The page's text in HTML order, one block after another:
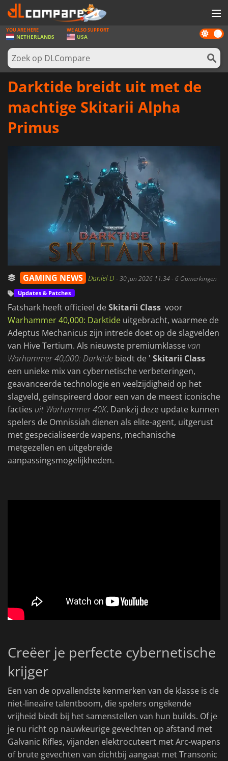
SPELLEN
GAME CARDS
SOFTWARE
Dark
mode
YOU ARE HERE
NETHERLANDS
WE ALSO SUPPORT
USA
Darktide breidt uit met de
machtige Skitarii Alpha
Primus
GAMING NEWS Daniel-D -30 jun 2026 11:34- 6 Opmerkingen
Updates & Patches
Fatshark heeft officieel deSkitarii Class voor
Warhammer 40,000: Darktide uitgebracht, waarmee de
Adeptus Mechanicus zijn intrede doet op de slagvelden
van Hive Tertium. Als nieuwste premiumklassevan
Warhammer 40,000: Darktide biedt de ' Skitarii Class
een unieke mix van cybernetische verbeteringen,
geavanceerde technologie en veelzijdigheid op het
slagveld, geïnspireerd door een van de meest iconische
facties uit Warhammer 40K. Dankzij deze update kunnen
spelers de Omnissiah dienen als elite-agent, uitgerust
met gespecialiseerde wapens, mechanische
metgezellen en uitgebreide
aanpassingsmogelijkheden.
Creëer je perfecte cybernetische
krijger
Een van de opvallendste kenmerken van de klasse is de
niet-lineaire talentboom, die spelers ongekende
vrijheid biedt bij het samenstellen van hun builds. Of je
je nu richt op nauwkeurige gevechten op afstand met
Galvanic Rifles, vijanden elektrocuteert met Arc-wapens
of brute gevechten van dichtbij aangaat met Transonic